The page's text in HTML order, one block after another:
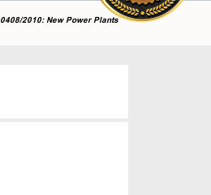
0408/2010: New Power Plants